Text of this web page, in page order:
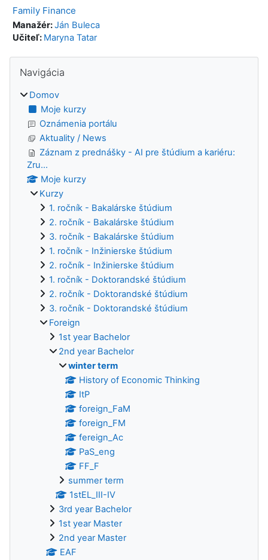
Family Finance
Manažér:Ján Buleca
Učiteľ: Maryna Tatar
Bloky
Navigácia
Domov
Moje kurzy
Oznámenia portálu
Aktuality / News
Záznam z prednášky - AI pre štúdium a kariéru:
Zru...
Moje kurzy
Kurzy
1. ročník - Bakalárske štúdium
2. ročník - Bakalárske štúdium
3. ročník - Bakalárske štúdium
1. ročník - Inžinierske štúdium
2. ročník - Inžinierske štúdium
1. ročník - Doktorandské štúdium
2. ročník - Doktorandské štúdium
3. ročník - Doktorandské štúdium
Foreign
1st year Bachelor
2nd year Bachelor
winter term
History of Economic Thinking
ItP
foreign_FaM
foreign_FM
fereign_Ac
PaS_eng
FF_F
summer term
1stEL_III-IV
3rd year Bachelor
1st year Master
2nd year Master
EAF